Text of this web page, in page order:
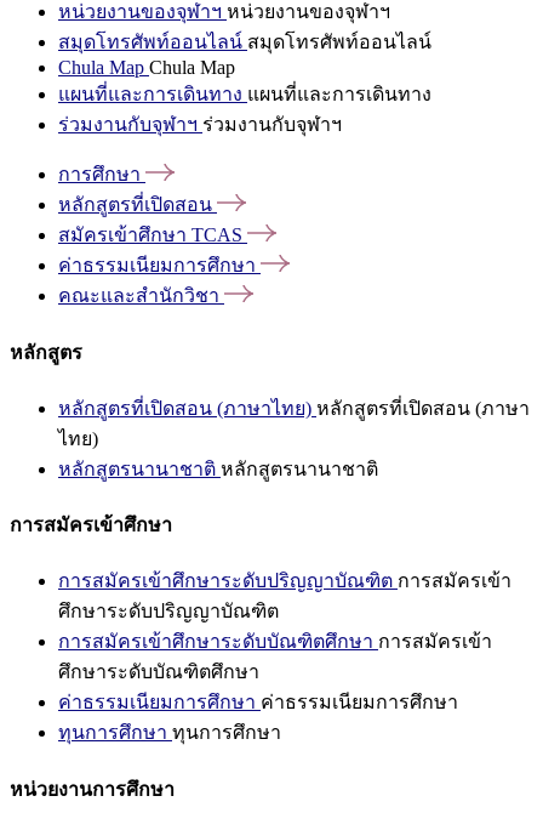
หน่วยงานของจุฬาฯ หน่วยงานของจุฬาฯ
สมุดโทรศัพท์ออนไลน์ สมุดโทรศัพท์ออนไลน์
Chula Map Chula Map
แผนที่และการเดินทาง แผนที่และการเดินทาง
ร่วมงานกับจุฬาฯ ร่วมงานกับจุฬาฯ
การศึกษา
หลักสูตรที่เปิดสอน
สมัครเข้าศึกษา TCAS
ค่าธรรมเนียมการศึกษา
คณะและสำนักวิชา
หลักสูตร
หลักสูตรที่เปิดสอน (ภาษาไทย) หลักสูตรที่เปิดสอน (ภาษา
ไทย)
หลักสูตรนานาชาติ หลักสูตรนานาชาติ
การสมัครเข้าศึกษา
การสมัครเข้าศึกษาระดับปริญญาบัณฑิต การสมัครเข้า
ศึกษาระดับปริญญาบัณฑิต
การสมัครเข้าศึกษาระดับบัณฑิตศึกษา การสมัครเข้า
ศึกษาระดับบัณฑิตศึกษา
ค่าธรรมเนียมการศึกษา ค่าธรรมเนียมการศึกษา
ทุนการศึกษา ทุนการศึกษา
หน่วยงานการศึกษา